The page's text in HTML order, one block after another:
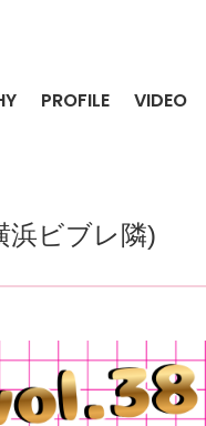
PROFILE VIDEO
浜ビブレ隣)